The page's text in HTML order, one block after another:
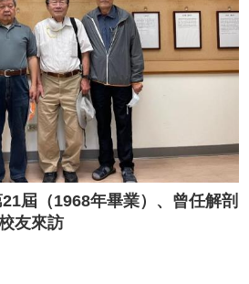
屆（1968年畢業）、曾任解剖
友來訪